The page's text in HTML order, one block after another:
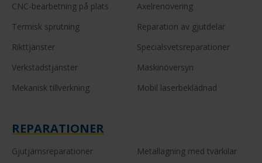
CNC-bearbetning på plats
Axelrenovering
Termisk sprutning
Reparation av gjutdelar
Rikttjänster
Specialsvetsreparationer
Verkstadstjänster
Maskinöversyn
Mekanisk tillverkning
Mobil laserbeklädnad
REPARATIONER
Gjutjärnsreparationer
Metallagning med tvärkilar